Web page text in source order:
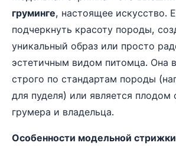
груминге, настоящее искусство.
подчеркнуть красоту породы,
уникальный образ или просто
эстетичным видом питомца. Она
строго по стандартам породы
для пуделя) или является плодом
грумера и владельца.
Особенности модельной